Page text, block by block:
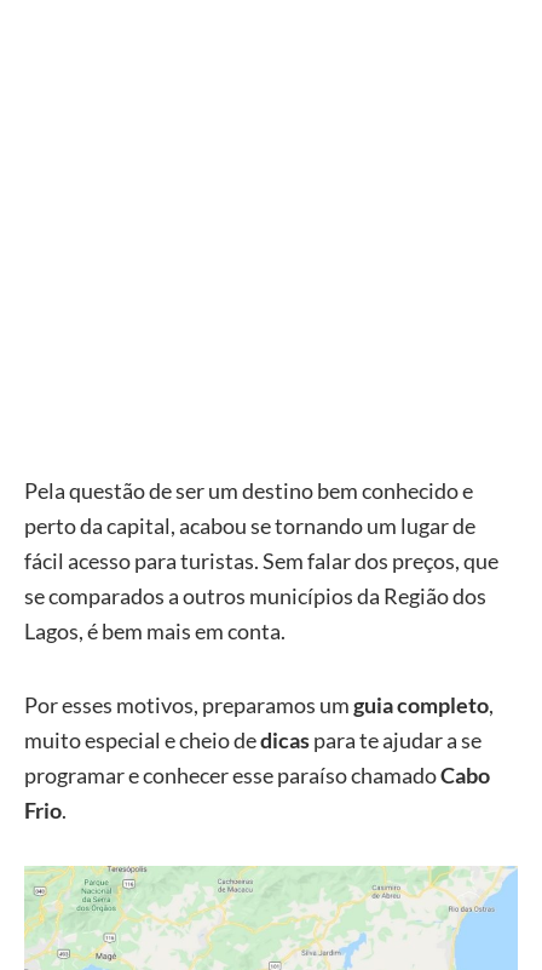
Pela questão de ser um destino bem conhecido e
perto da capital, acabou se tornando um lugar de
fácil acesso para turistas. Sem falar dos preços, que
se comparados a outros municípios da Região dos
Lagos, é bem mais em conta.
Por esses motivos, preparamos umguia completo,
muito especial e cheio dedicaspara te ajudar a se
programar e conhecer esse paraíso chamadoCabo
Frio.